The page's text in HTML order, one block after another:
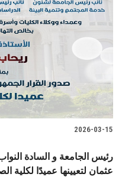
2026-03-15
رئيس الجامعة و السادة
عثمان لتعيينها عميدًا لكلية